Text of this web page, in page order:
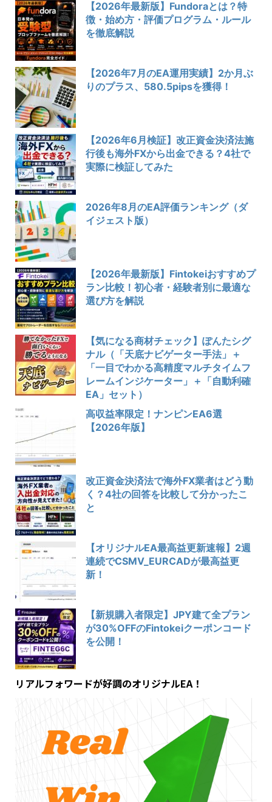
【2026年最新版】Fundoraとは？特
徴・始め方・評価プログラム・ルール
を徹底解説
【2026年7月のEA運用実績】2か月ぶ
りのプラス、580.5pipsを獲得！
【2026年6月検証】改正資金決済法施
行後も海外FXから出金できる？4社で
実際に検証してみた
2026年8月のEA評価ランキング（ダ
イジェスト版）
【2026年最新版】Fintokeiおすすめプ
ラン比較！初心者・経験者別に最適な
選び方を解説
【気になる商材チェック】ぽんたシグ
ナル（「天底ナビゲーター手法」＋
「一目でわかる高精度マルチタイムフ
レームインジケーター」＋「自動利確
EA」セット）
高収益率限定！ナンピンEA6選
【2026年版】
改正資金決済法で海外FX業者はどう動
く？4社の回答を比較して分かったこ
と
【オリジナルEA最高益更新速報】2週
連続でCSMV_EURCADが最高益更
新！
【新規購入者限定】JPY建て全プラン
が30%OFFのFintokeiクーポンコード
を公開！
リアルフォワードが好調のオリジナルEA！